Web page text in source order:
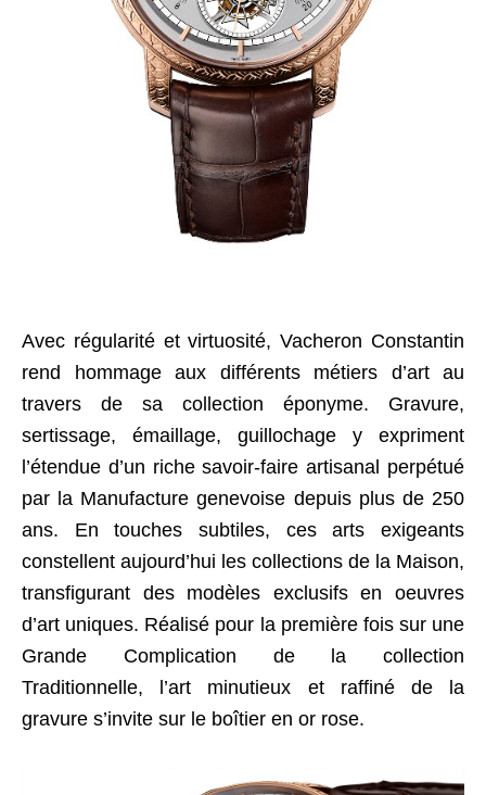
Avec régularité et virtuosité, Vacheron Constantin
rend hommage aux différents métiers d’art au
travers de sa collection éponyme. Gravure,
sertissage, émaillage, guillochage y expriment
l’étendue d’un riche savoir-faire artisanal perpétué
par la Manufacture genevoise depuis plus de 250
ans. En touches subtiles, ces arts exigeants
constellent aujourd’hui les collections de la Maison,
transfigurant des modèles exclusifs en oeuvres
d’art uniques. Réalisé pour la première fois sur une
Grande Complication de la collection
Traditionnelle, l’art minutieux et raffiné de la
gravure s’invite sur le boîtier en or rose.